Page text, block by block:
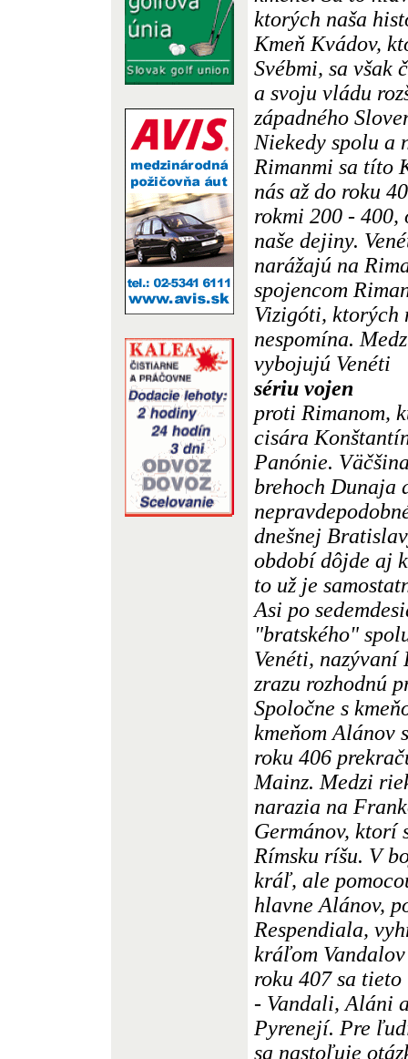
ktorých naša
Kmeň Kvádov,
Svébmi, sa však
a svoju vládu
západného
Niekedy spolu a
Rimanmi sa títo
nás až do roku
rokmi 200 - 400,
naše dejiny.
narážajú na
spojencom
Vizigóti, ktorých
nespomína.
vybojujú Venéti
sériu vojen
proti Rimanom,
cisára
Panónie.
brehoch Dunaja
dnešnej
období dôjde aj
to už je
Asi po
"bratského"
Venéti, nazývaní
zrazu rozhodnú
Spoločne s
kmeňom Alánov
roku 406
Mainz. Medzi
narazia na
Germánov, ktorí
Rímsku ríšu. V
kráľ, ale
hlavne Alánov,
Respendiala,
kráľom
roku 407 sa
- Vandali, Aláni
Pyrenejí. Pre
sa nastoľuje